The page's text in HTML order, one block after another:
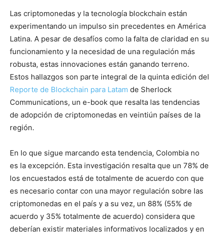
Las criptomonedas y la tecnología blockchain están
experimentando un impulso sin precedentes en América
Latina. A pesar de desafíos como la falta de claridad en su
funcionamiento y la necesidad de una regulación más
robusta, estas innovaciones están ganando terreno.
Estos hallazgos son parte integral de la quinta edición del
Reporte de Blockchain para Latam de Sherlock
Communications, un e-book que resalta las tendencias
de adopción de criptomonedas en veintiún países de la
región.
En lo que sigue marcando esta tendencia, Colombia no
es la excepción. Esta investigación resalta que un 78% de
los encuestados está de totalmente de acuerdo con que
es necesario contar con una mayor regulación sobre las
criptomonedas en el país y a su vez, un 88% (55% de
acuerdo y 35% totalmente de acuerdo) considera que
deberían existir materiales informativos localizados y en